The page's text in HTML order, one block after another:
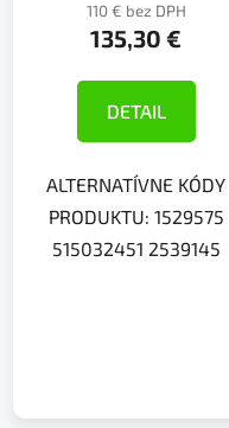
110 € bez DPH
135,30 €
DETAIL
ALTERNATÍVNE KÓDY
PRODUKTU: 1529575
515032451 2539145